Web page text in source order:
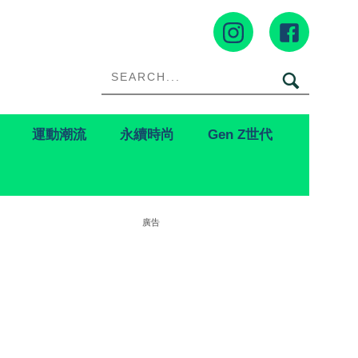
運動潮流 永續時尚 Gen Z世代
廣告